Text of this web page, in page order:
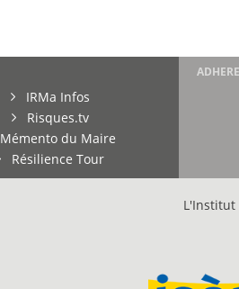
IRMa Infos
Risques.tv
Mémento du Maire
Résilience Tour
L'Institut